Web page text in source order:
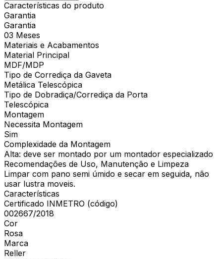
Características do produto
Garantia
Garantia
03 Meses
Materiais e Acabamentos
Material Principal
MDF/MDP
Tipo de Corrediça da Gaveta
Metálica Telescópica
Tipo de Dobradiça/Corrediça da Porta
Telescópica
Montagem
Necessita Montagem
Sim
Complexidade da Montagem
Alta: deve ser montado por um montador especializado
Recomendações de Uso, Manutenção e Limpeza
Limpar com pano semi úmido e secar em seguida, não
usar lustra moveis.
Características
Certificado INMETRO (código)
002667/2018
Cor
Rosa
Marca
Reller